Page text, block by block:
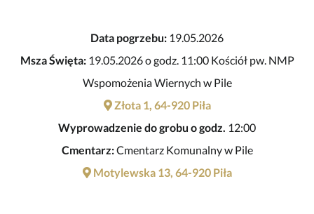
Data pogrzebu: 19.05.2026
Msza Święta:19.05.2026 o godz. 11:00 Kościół pw. NMP
Wspomożenia Wiernych w Pile
Złota 1, 64-920 Piła
Wyprowadzenie do grobu o godz. 12:00
Cmentarz:Cmentarz Komunalny w Pile
Motylewska 13, 64-920 Piła